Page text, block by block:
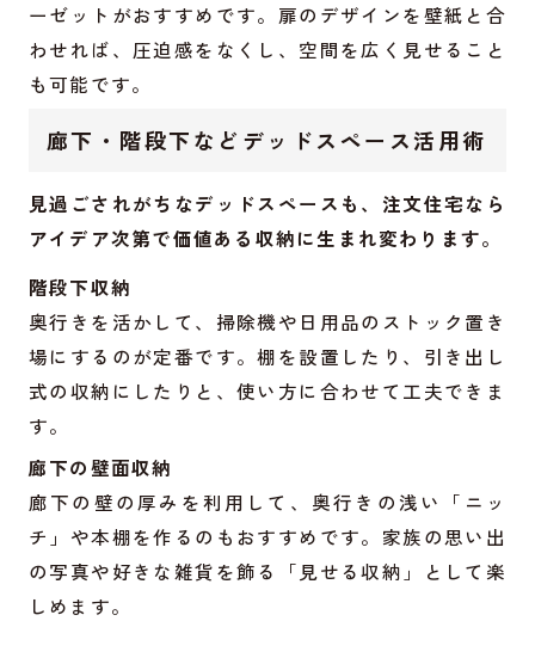
ーゼットがおすすめです。扉のデザインを壁紙と合
わせれば、圧迫感をなくし、空間を広く見せること
も可能です。
廊下・階段下などデッドスペース活用術
見過ごされがちなデッドスペースも、注文住宅なら
アイデア次第で価値ある収納に生まれ変わります。
階段下収納
奥行きを活かして、掃除機や日用品のストック置き
場にするのが定番です。棚を設置したり、引き出し
式の収納にしたりと、使い方に合わせて工夫できま
す。
廊下の壁面収納
廊下の壁の厚みを利用して、奥行きの浅い「ニッ
チ」や本棚を作るのもおすすめです。家族の思い出
の写真や好きな雑貨を飾る「見せる収納」として楽
しめます。